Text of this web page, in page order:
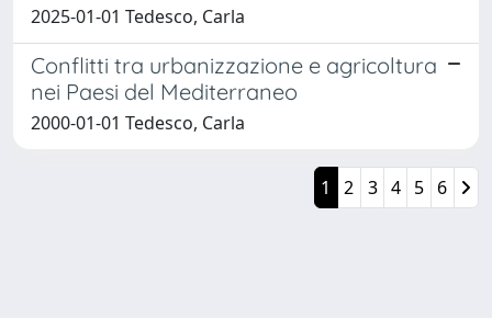
2025-01-01 Tedesco, Carla
Conflitti tra urbanizzazione e agricoltura
nei Paesi del Mediterraneo
2000-01-01 Tedesco, Carla
1 2 3 4 5 6